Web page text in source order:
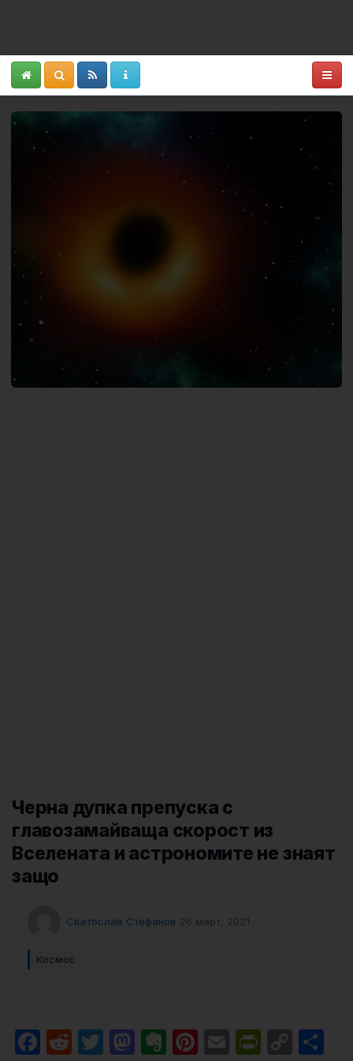
Черна дупка препуска с
главозамайваща скорост из
Вселената и астрономите не знаят
защо
Светослав Стефанов 26 март, 2021
Космос
Facebook
RedditTwitter
Mastodon
Evernote
Pinterest
Email